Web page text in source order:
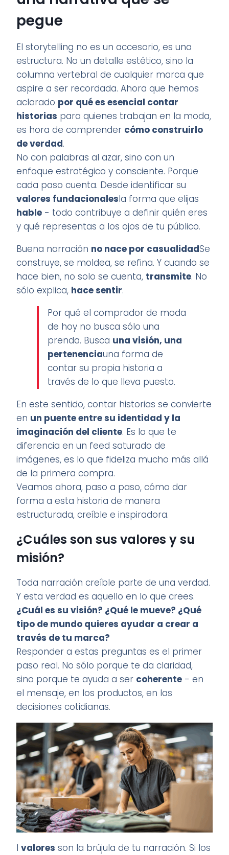
pegue
El storytelling no es un accesorio, es una
estructura. No un detalle estético, sino la
columna vertebral de cualquier marca que
aspire a ser recordada. Ahora que hemos
aclarado por qué es esencial contar
historias para quienes trabajan en la moda,
es hora de comprender cómo construirlo
de verdad.
No con palabras al azar, sino con un
enfoque estratégico y consciente. Porque
cada paso cuenta. Desde identificar su
valores fundacionalesla forma que elijas
hable - todo contribuye a definir quién eres
y qué representas a los ojos de tu público.
Buena narración no nace por casualidadSe
construye, se moldea, se refina. Y cuando se
hace bien, no solo se cuenta, transmite. No
sólo explica, hace sentir.
Por qué el comprador de moda
de hoy no busca sólo una
prenda. Busca una visión, una
pertenenciauna forma de
contar su propia historia a
través de lo que lleva puesto.
En este sentido, contar historias se convierte
en un puente entre su identidad y la
imaginación del cliente. Es lo que te
diferencia en un feed saturado de
imágenes, es lo que fideliza mucho más allá
de la primera compra.
Veamos ahora, paso a paso, cómo dar
forma a esta historia de manera
estructurada, creíble e inspiradora.
¿Cuáles son sus valores y su
misión?
Toda narración creíble parte de una verdad.
Y esta verdad es aquello en lo que crees.
¿Cuál es su visión? ¿Qué le mueve? ¿Qué
tipo de mundo quieres ayudar a crear a
través de tu marca?
Responder a estas preguntas es el primer
paso real. No sólo porque te da claridad,
sino porque te ayuda a ser coherente - en
el mensaje, en los productos, en las
decisiones cotidianas.
Ivalores son la brújula de tu narración. Si los